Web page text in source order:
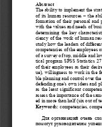
Abstract
The ability to implement the
of its human resources – the
formation of their personal and
with the values and needs of
determining the key
ciency of the work of human
study how the leaders of
competencies of the employees
of a survey of top, middle and
tical program SPSS Statistics
of their employees as their
ue), willingness to work in the
ble planning and control over
defending one's own ideas and
as the least significant
assess the importance of the
ed in more than half (six out of
Keywords: competencies,
Для  организаций  очень
помогут руководителям